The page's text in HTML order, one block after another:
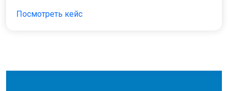
Посмотреть кейс